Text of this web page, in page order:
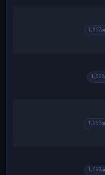
1,867
1,699
1,669
1,698